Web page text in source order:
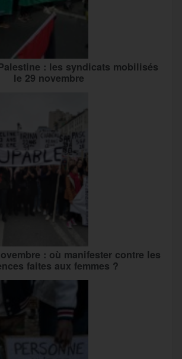
: les syndicats mobilisés
le 29 novembre
: où manifester contre les
faites aux femmes ?